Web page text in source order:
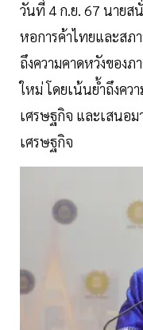
วันที่ 4 ก.ย. 67 นายส
หอการค้าไทยและสภ
ถึงความคาดหวังของ
ใหม่ โดยเน้นย้ำถึงค
เศรษฐกิจ และเสนอม
เศรษฐกิจ